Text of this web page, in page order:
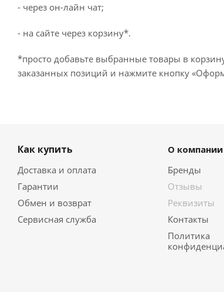
- через он-лайн чат;
- на сайте через корзину*.
*просто добавьте выбранные товары в
заказанных позиций и нажмите кнопку
Как купить
Доставка и оплата
Гарантии
Обмен и возврат
Сервисная служба
О компании
Бренды
Отзывы
Реквизиты
Контакты
Политика